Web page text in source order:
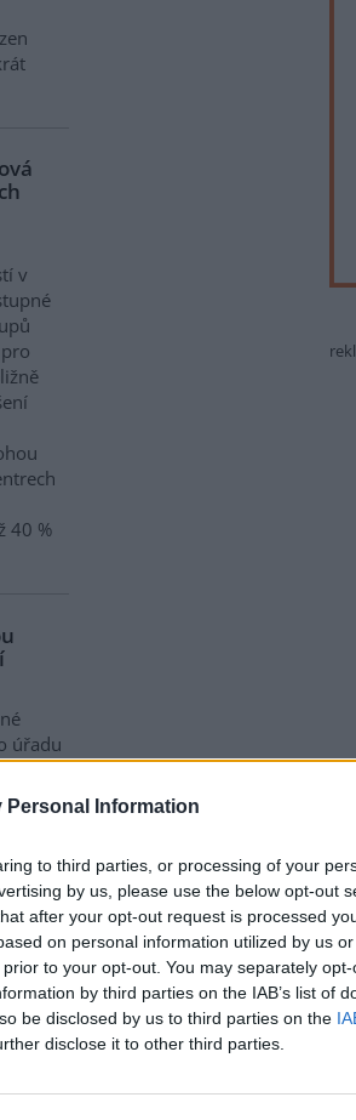
Personal Information
to third parties, or processing of your
by us, please use the below opt-out
after your opt-out request is processed
on personal information utilized by us
to your opt-out. You may separately
by third parties on the IAB’s list of
be disclosed by us to third parties on the
disclose it to other third parties.
v
40 %
úřadu
své
že